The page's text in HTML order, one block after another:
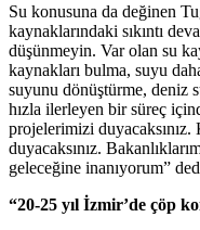
Su konusuna da değinen
kaynaklarındaki sıkıntı
düşünmeyin. Var olan su
kaynakları bulma, suyu
suyunu dönüştürme, deniz
hızla ilerleyen bir süreç
projelerimizi duyacaksınız.
duyacaksınız.
geleceğine inanıyorum”
“20-25 yıl İzmir’de çöp